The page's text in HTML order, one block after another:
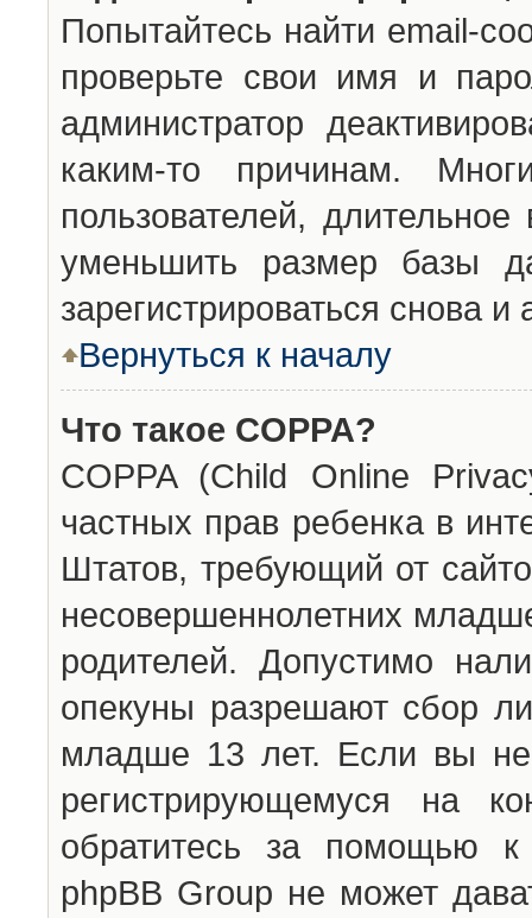
Попытайтесь найти email-
проверьте свои имя и
администратор
каким-то причинам.
пользователей,
уменьшить размер базы
зарегистрироваться снова и
Вернуться к началу
Что такое COPPA?
COPPA (Child Online
частных прав ребенка в
Штатов, требующий от
несовершеннолетних
родителей. Допустимо
опекуны разрешают сбор
младше 13 лет. Если вы
регистрирующемуся на
обратитесь за помощью к
phpBB Group не может